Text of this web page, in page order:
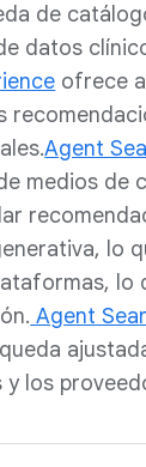
de
datos
ofrece
Agent
medios de
lo
lo
Agent
los